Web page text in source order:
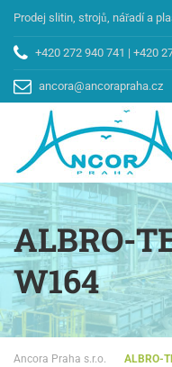
Prodej slitin, strojů, nářadí a
+420 272 940 741 | +420
ancora@ancorapraha.cz
ALBRO-
W164
Ancora Praha s.r.o. ALBRO-